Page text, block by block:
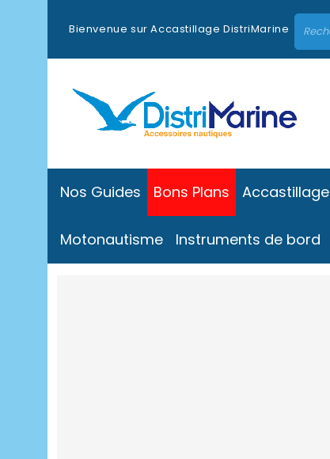
Bienvenue sur Accastillage DistriMarine
Nos Guides Bons Plans Accastillage
Motonautisme Instruments de bord